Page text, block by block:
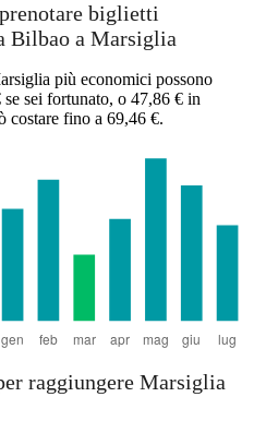
biglietti
Bilbao a Marsiglia
più economici possono
sei fortunato, o 47,86 € in
costare fino a 69,46 €.
raggiungere Marsiglia